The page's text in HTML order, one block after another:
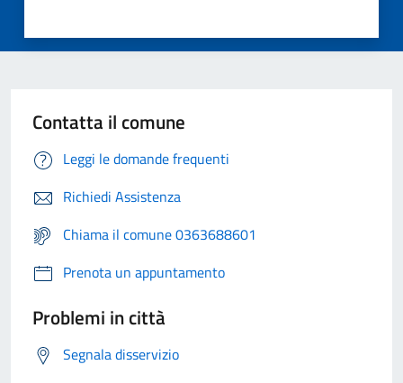
Contatta il comune
Leggi le domande frequenti
Richiedi Assistenza
Chiama il comune 0363688601
Prenota un appuntamento
Problemi in città
Segnala disservizio